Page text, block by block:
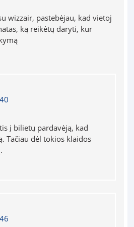
wizzair, pastebėjau, kad vietoj
ką reikėtų daryti, kur
į bilietų pardavėją, kad
Tačiau dėl tokios klaidos